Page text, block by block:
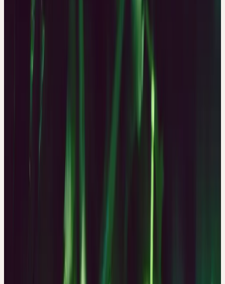
BOTANIK
lange oder noch längere Triebe ausbilden, die mit Kletterhaaren
linkswindend. Die langen Triebe werden jedes Jahr aus dem
unterirdischen Rhizom neu gebildet und können bis zu 10 cm pro
Deckblätter sind übersät mit kleinen, glänzenden, hellgelben